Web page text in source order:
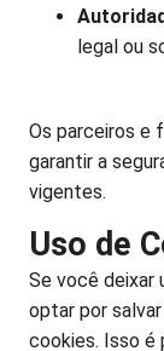
legal ou
Os parceiros e
garantir a
vigentes.
Uso de
Se você deixar
optar por
cookies. Isso é